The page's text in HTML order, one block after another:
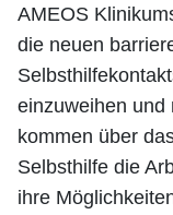
AMEOS
die neuen
einzuweihen und
kommen über
Selbsthilfe die
ihre